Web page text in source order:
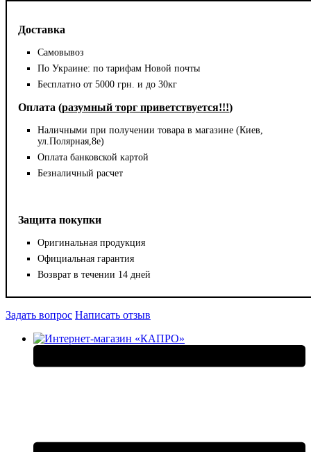
Доставка
Самовывоз
По Украине: по тарифам Новой почты
Бесплатно от 5000 грн. и до 30кг
Оплата (разумный торг приветствуется!!!)
Наличными при получении товара в магазине (Киев,
ул.Полярная,8е)
Оплата банковской картой
Безналичный расчет
Защита покупки
Оригинальная продукция
Официальная гарантия
Возврат в течении 14 дней
Задать вопрос Написать отзыв